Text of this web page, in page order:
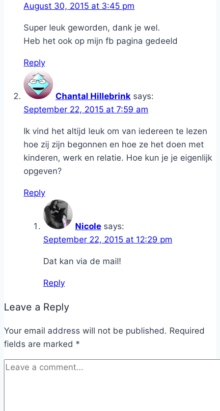
August 30, 2015 at 3:45 pm
Super leuk geworden, dank je wel.
Heb het ook op mijn fb pagina gedeeld
Reply
Chantal Hillebrink says:
September 22, 2015 at 7:59 am
Ik vind het altijd leuk om van iedereen te lezen
hoe zij zijn begonnen en hoe ze het doen met
kinderen, werk en relatie. Hoe kun je je eigenlijk
opgeven?
Reply
Nicole says:
September 22, 2015 at 12:29 pm
Dat kan via de mail!
Reply
Leave a Reply
Your email address will not be published. Required
fields are marked *